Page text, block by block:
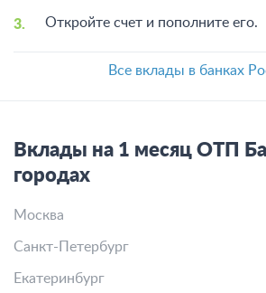
Откройте счет и пополните его.
Все вклады в банках
Вклады на 1 месяц ОТП
городах
Москва
Санкт-Петербург
Екатеринбург